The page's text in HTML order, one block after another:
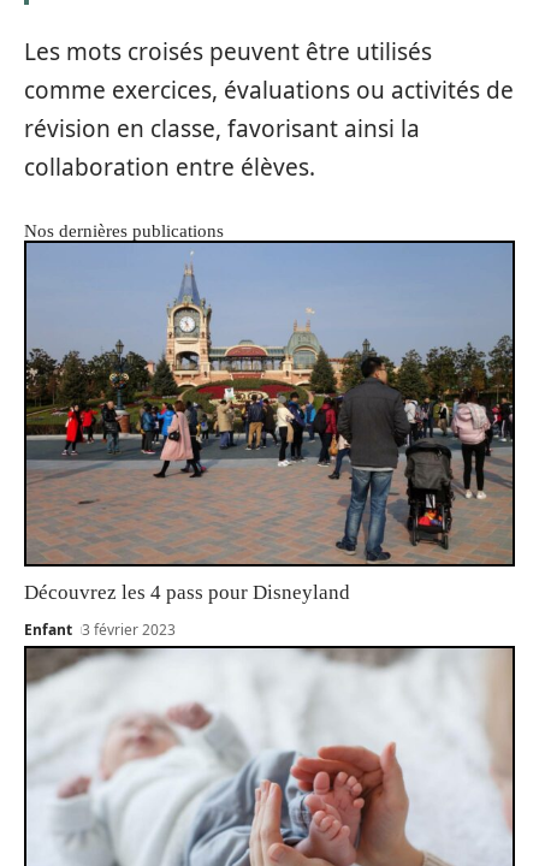
Les mots croisés peuvent être utilisés
comme exercices, évaluations ou activités de
révision en classe, favorisant ainsi la
collaboration entre élèves.
Nos dernières publications
Découvrez les 4 pass pour Disneyland
Enfant 3 février 2023